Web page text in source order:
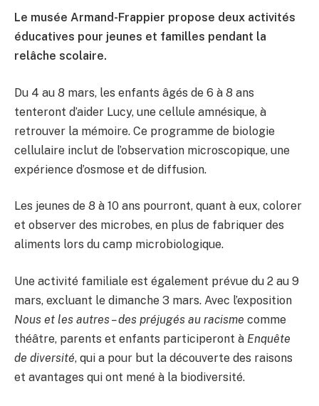
Le musée Armand-Frappier propose deux activités
éducatives pour jeunes et familles pendant la
relâche scolaire.
Du 4 au 8 mars, les enfants âgés de 6 à 8 ans
tenteront d’aider Lucy, une cellule amnésique, à
retrouver la mémoire. Ce programme de biologie
cellulaire inclut de l’observation microscopique, une
expérience d’osmose et de diffusion.
Les jeunes de 8 à 10 ans pourront, quant à eux, colorer
et observer des microbes, en plus de fabriquer des
aliments lors du camp microbiologique.
Une activité familiale est également prévue du 2 au 9
mars, excluant le dimanche 3 mars. Avec l’exposition
Nous et les autres – des préjugés au racisme comme
théâtre, parents et enfants participeront à Enquête
de diversité, qui a pour but la découverte des raisons
et avantages qui ont mené à la biodiversité.